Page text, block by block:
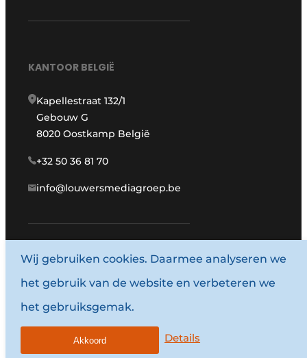
KANTOOR BELGIË
Kapellestraat 132/1
Gebouw G
8020 Oostkamp België
+32 50 36 81 70
info@louwersmediagroep.be
www.louwersmediagroep.com
© 1987 - 2026 Louwersmediagroep.
Algemene voorwaarden
Wij gebruiken cookies. Daarmee analyseren we
het gebruik van de website en verbeteren we
het gebruiksgemak.
Details
Akkoord